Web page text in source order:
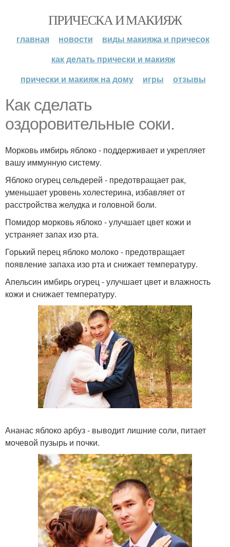
ПРИЧЕСКА И МАКИЯЖ
главная новости
виды макияжа и причесок
как делать прически и макияж
прически и макияж на дому
игры отзывы
Как сделать
оздоровительные соки.
Морковь имбирь яблоко - поддерживает и укрепляет
вашу иммунную систему.
Яблоко огурец сельдерей - предотвращает рак,
уменьшает уровень холестерина, избавляет от
расстройства желудка и головной боли.
Помидор морковь яблоко - улучшает цвет кожи и
устраняет запах изо рта.
Горький перец яблоко молоко - предотвращает
появление запаха изо рта и снижает температуру.
Апельсин имбирь огурец - улучшает цвет и влажность
кожи и снижает температуру.
Ананас яблоко арбуз - выводит лишние соли, питает
мочевой пузырь и почки.